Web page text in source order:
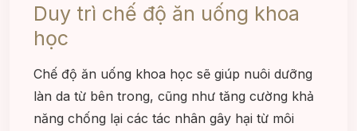
Duy trì chế độ ăn uống khoa
học
Chế độ ăn uống khoa học sẽ giúp nuôi dưỡng
làn da từ bên trong, cũng như tăng cường khả
năng chống lại các tác nhân gây hại từ môi